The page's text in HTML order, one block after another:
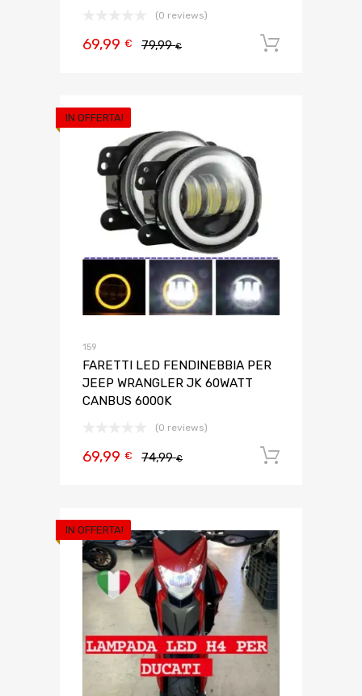
(0 reviews)
79,99€
69,99 €
IN OFFERTA!
159
FARETTI LED FENDINEBBIA PER
JEEP WRANGLER JK 60WATT
CANBUS 6000K
(0 reviews)
74,99€
69,99 €
IN OFFERTA!